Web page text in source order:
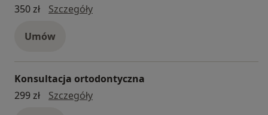
350 zł
Szczegółykonsultacja implantologiczna
Umów
Konsultacja ortodontyczna
299 zł
Szczegółykonsultacja ortodontyczna